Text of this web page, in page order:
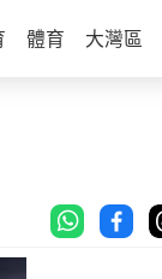
體育 大灣區